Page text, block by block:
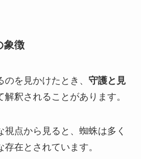
象徴
を見かけたとき、 守護と見
解釈されることがあります。
視点から見ると、蜘蛛は多く
在とされています。